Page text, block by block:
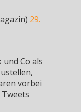
29.
und Co als
vorbei
Tweets